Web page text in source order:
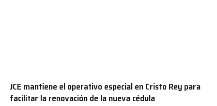
JCE mantiene el operativo especial en Cristo Rey para
facilitar la renovación de la nueva cédula